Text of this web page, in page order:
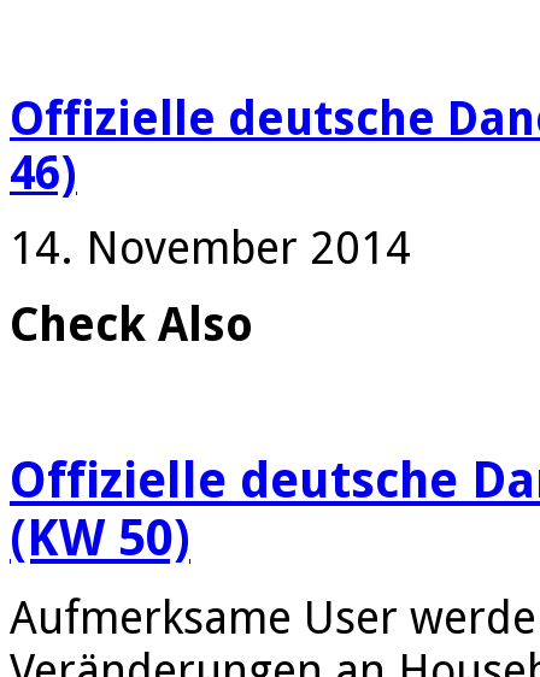
Offizielle deutsche
46)
14. November 2014
Check Also
Offizielle deutsche
(KW 50)
Aufmerksame User